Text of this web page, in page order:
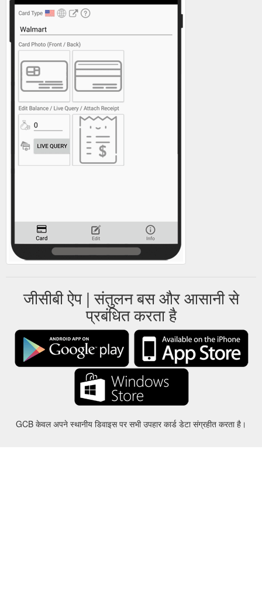
जीसीबी ऐप | संतुलन बस और आसानी से
प्रबंधित करता है
GCB केवल अपने स्थानीय डिवाइस पर सभी उपहार कार्ड डेटा संग्रहीत करता है।